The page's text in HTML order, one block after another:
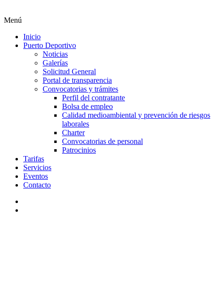
Menú
Inicio
Puerto Deportivo
Noticias
Galerías
Solicitud General
Portal de transparencia
Convocatorias y trámites
Perfil del contratante
Bolsa de empleo
Calidad medioambiental y prevención de riesgos
laborales
Charter
Convocatorias de personal
Patrocinios
Tarifas
Servicios
Eventos
Contacto